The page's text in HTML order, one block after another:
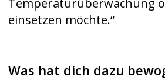
Temperaturüberwachung
einsetzen möchte.“
Was hat dich dazu